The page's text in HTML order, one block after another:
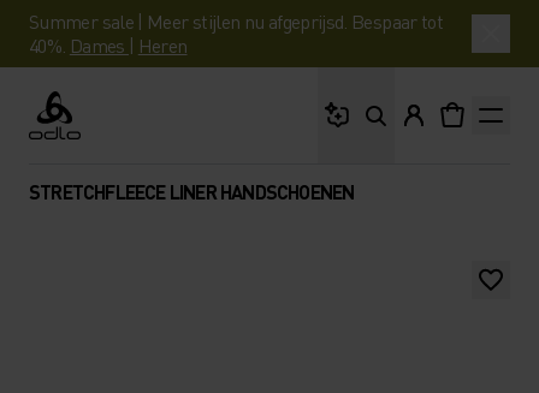
Summer sale | Meer stijlen nu afgeprijsd. Bespaar tot
40%. Dames | Heren
Odlo
STRETCHFLEECE LINER HANDSCHOENEN